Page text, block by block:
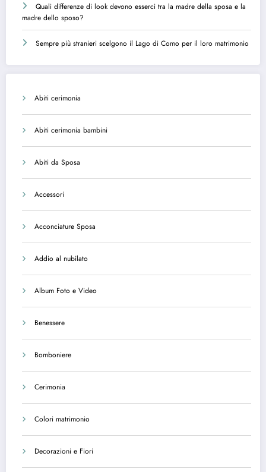
Quali differenze di look devono esserci tra la madre della sposa e la
madre dello sposo?
Sempre più stranieri scelgono il Lago di Como per il loro matrimonio
Abiti cerimonia
Abiti cerimonia bambini
Abiti da Sposa
Accessori
Acconciature Sposa
Addio al nubilato
Album Foto e Video
Benessere
Bomboniere
Cerimonia
Colori matrimonio
Decorazioni e Fiori